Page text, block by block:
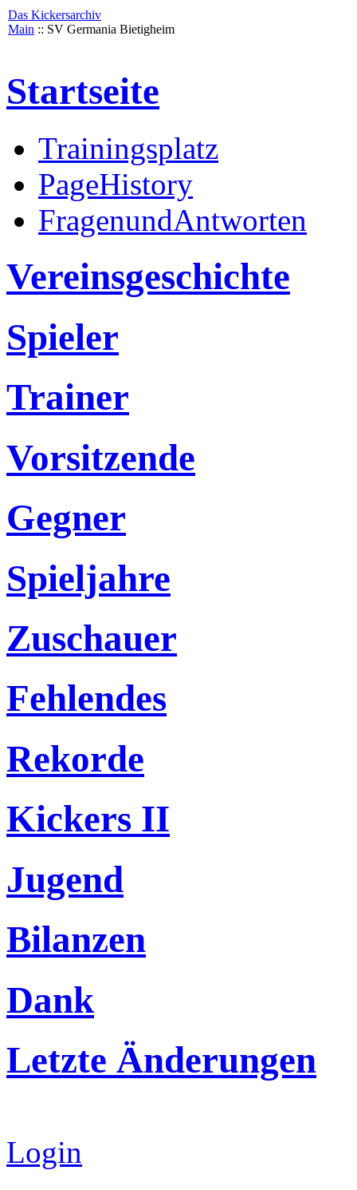
Das Kickersarchiv
Main :: SV Germania Bietigheim
Startseite
Trainingsplatz
PageHistory
FragenundAntworten
Vereinsgeschichte
Spieler
Trainer
Vorsitzende
Gegner
Spieljahre
Zuschauer
Fehlendes
Rekorde
Kickers II
Jugend
Bilanzen
Dank
Letzte Änderungen
Login